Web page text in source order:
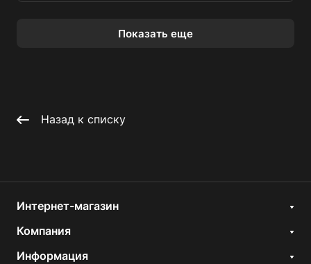
Показать еще
Назад к списку
Интернет-магазин
Компания
Информация